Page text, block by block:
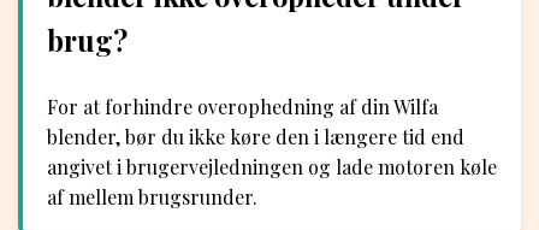
brug?
For at forhindre overophedning af din Wilfa
blender, bør du ikke køre den i længere tid end
angivet i brugervejledningen og lade motoren køle
af mellem brugsrunder.